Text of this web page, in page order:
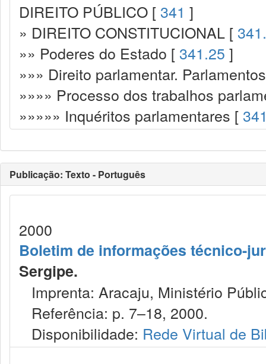
DIREITO PÚBLICO [ 341 ]
» DIREITO CONSTITUCIONAL [
»» Poderes do Estado [ 341.25 ]
»»» Direito parlamentar.
»»»» Processo dos trabalhos
»»»»» Inquéritos parlamentares [
Publicação: Texto - Português
2000
Boletim de informações técnico-
Sergipe.
Imprenta: Aracaju, Ministério
Referência: p. 7–18, 2000.
Disponibilidade: Rede Virtual de